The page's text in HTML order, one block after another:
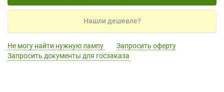
Нашли дешевле?
Не могу найти нужную лампу
Запросить оферту
Запросить документы для госзаказа